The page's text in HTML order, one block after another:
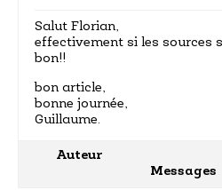
Salut Florian,
effectivement si les sources
bon!!
bon article,
bonne journée,
Guillaume.
Auteur
Messages